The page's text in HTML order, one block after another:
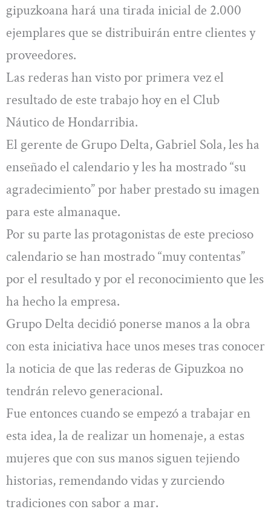
gipuzkoana hará una tirada inicial de 2.000
ejemplares que se distribuirán entre clientes y
proveedores.
Las rederas han visto por primera vez el
resultado de este trabajo hoy en el Club
Náutico de Hondarribia.
El gerente de Grupo Delta, Gabriel Sola, les ha
enseñado el calendario y les ha mostrado “su
agradecimiento” por haber prestado su imagen
para este almanaque.
Por su parte las protagonistas de este precioso
calendario se han mostrado “muy contentas”
por el resultado y por el reconocimiento que les
ha hecho la empresa.
Grupo Delta decidió ponerse manos a la obra
con esta iniciativa hace unos meses tras conocer
la noticia de que las rederas de Gipuzkoa no
tendrán relevo generacional.
Fue entonces cuando se empezó a trabajar en
esta idea, la de realizar un homenaje, a estas
mujeres que con sus manos siguen tejiendo
historias, remendando vidas y zurciendo
tradiciones con sabor a mar.